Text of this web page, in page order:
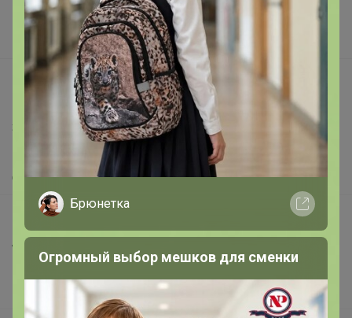
Поставщикам
support@24-ok.ru
Написать в поддержку
Защита покупателя
О нас
Все предложения
Анонсы
Новости
Поддержка альпак
Брюнетка
Огромный выбор мешков для сменки